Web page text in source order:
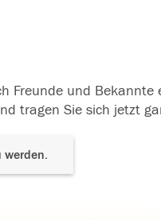
Freunde und Bekannte
tragen Sie sich jetzt
werden.